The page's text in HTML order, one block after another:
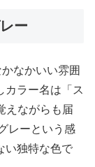
ー
なかいい雰囲
カラー名は「ス
えながらも届
レーという感
い独特な色で